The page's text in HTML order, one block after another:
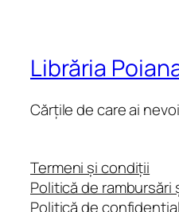
Librăria
Cărțile de care ai
Termeni și condiții
Politică de rambursări
Politică de